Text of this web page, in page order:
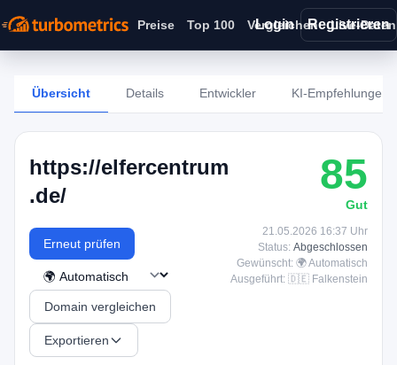
Preise Top 100 Vergleichen Live-Daten
Login Registrieren
Übersicht Details Entwickler KI-Empfehlungen
https://elfercentrum
.de/
Erneut prüfen
Domain vergleichen
Exportieren
85
Gut
21.05.2026 16:37 Uhr
Status: Abgeschlossen
Gewünscht: 🌍 Automatisch
Ausgeführt: 🇩🇪 Falkenstein